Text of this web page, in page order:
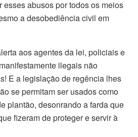
abusos por todos os meios
a desobediência civil em
aos agentes da lei, policiais e
ilegais não
E a legislação de regência lhes
se permitam ser usados como
plantão, desonrando a farda que
fizeram de proteger e servir à